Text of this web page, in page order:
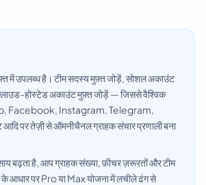
में उपलब्ध है। टीम सदस्य मुफ़्त जोड़ें, सोशल अकाउंट
होस्टेड अकाउंट मुफ़्त जोड़ें — जिससे वैश्विक
Facebook, Instagram, Telegram,
पर तेज़ी से ऑमनीचैनल ग्राहक संचार प्रणाली बना
बढ़ता है, आप ग्राहक संख्या, फ़ीचर ज़रूरतों और टीम
पर Pro या Max योजना में लचीले ढंग से